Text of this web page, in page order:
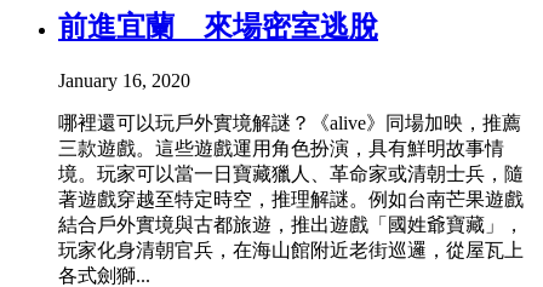
前進宜蘭 來場密室逃脫
January 16, 2020
哪裡還可以玩戶外實境解謎？《alive》同場加映，推薦
三款遊戲。這些遊戲運用角色扮演，具有鮮明故事情
境。玩家可以當一日寶藏獵人、革命家或清朝士兵，隨
著遊戲穿越至特定時空，推理解謎。例如台南芒果遊戲
結合戶外實境與古都旅遊，推出遊戲「國姓爺寶藏」，
玩家化身清朝官兵，在海山館附近老街巡邏，從屋瓦上
各式劍獅...